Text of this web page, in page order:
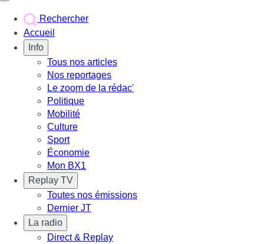
Rechercher
Accueil
Info
Tous nos articles
Nos reportages
Le zoom de la rédac'
Politique
Mobilité
Culture
Sport
Économie
Mon BX1
Replay TV
Toutes nos émissions
Dernier JT
La radio
Direct & Replay